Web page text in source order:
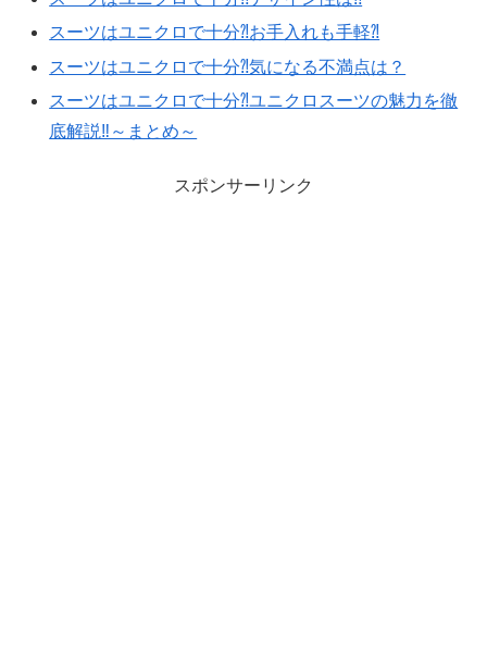
スーツはユニクロで十分⁈お手入れも手軽⁈
スーツはユニクロで十分⁈気になる不満点は？
スーツはユニクロで十分⁈ユニクロスーツの魅力を徹
底解説‼︎～まとめ～
スポンサーリンク